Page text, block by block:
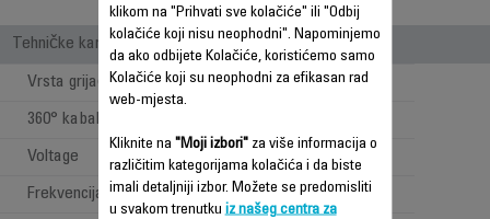
Tehničke karakteristike
Vrsta grijača Keramika
360° kabal
Voltage 220-240 V
Frekvencija 50-60 Hz
klikom na "Prihvati sve kolačiće" ili "Odbij
kolačiće koji nisu neophodni". Napominjemo
da ako odbijete Kolačiće, koristićemo samo
Kolačiće koji su neophodni za efikasan rad
web-mjesta.
Kliknite na "Moji izbori"za više informacija o
različitim kategorijama kolačića i da biste
imali detaljniji izbor. Možete se predomisliti
u svakom trenutku iz našeg centra za